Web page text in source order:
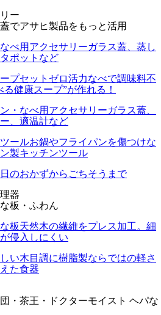
ー
でアサヒ製品をもっと活用
べ用アクセサリーガラス蓋、蒸し
ポットなど
プセット ゼロ活力なべで調味料不
る健康スープ”が作れる！
・なべ用アクセサリーガラス蓋、
、適温計など
ールお鍋やフライパンを傷つけな
製キッチンツール
のおかずからごちそうまで
器
板・ふわん
板天然木の繊維をプレス加工。細
侵入しにくい
い木目調に樹脂製ならではの軽さ
た食器
・茶王・ドクターモイスト ヘパな